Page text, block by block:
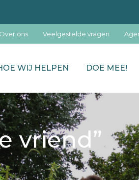
WIJ HELPEN DOE MEE!
Over ons Veelgestelde vragen
vriend”